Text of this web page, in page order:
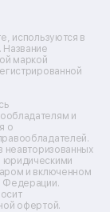
используются в
Название
маркой
и
о
неавторизованных
юридическими
и включенном
Федерации.
офертой.